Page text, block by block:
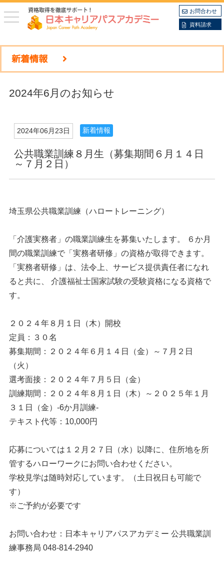
toggle
navigation
お問合わせ
資料請求
新着情報
2024年6月のお知らせ
2024年06月23日 新着情報
公共職業訓練８月生（募集期間６月１４日
～７月２日）
埼玉県公共職業訓練（ハロートレーニング）
「介護実務者」の職業訓練生を募集いたします。 ６か月
間の職業訓練で「実務者研修」の資格が取得できます。
「実務者研修」は、法令上、サービス提供責任者になれ
ると共に、 介護福祉士国家試験の受験資格になる資格で
す。
２０２４年８月１日（木）開校
定員：３０名
募集期間：２０２４年６月１４日（金）～７月２日
（火）
選考面接：２０２４年７月５日（金）
訓練期間：２０２４年８月１日（木）～２０２５年１月
３１日（金）-6か月訓練-
テキスト代等：10,000円
応募については１２月２７日（水）以降に、住所地を所
管するハローワークにお問い合わせください。
学校見学は随時対応しています。（土日祝日も可能で
す）
※ご予約が必要です
お問い合わせ：日本キャリアパスアカデミー 公共職業訓
練事務局 048-814-2940